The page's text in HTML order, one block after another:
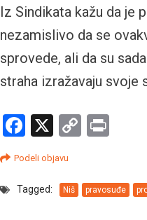
Iz Sindikata kažu da je
nezamislivo da se
sprovede, ali da su
straha izražavaju svoje
Facebook
X
Copy
Podeli objavu
Tagged: Niš pravosuđe